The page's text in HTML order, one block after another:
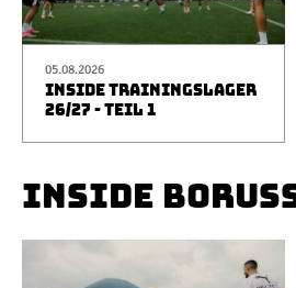
05.08.2026
INSIDE TRAININGSLAGER
26/27 - TEIL 1
INSIDE